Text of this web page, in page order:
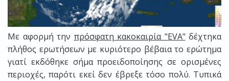
Με αφορμή την πρόσφατη κακοκαιρία "EVA" δέχτηκα
πλήθος ερωτήσεων με κυριότερο βέβαια το ερώτημα
γιατί εκδόθηκε σήμα προειδοποίησης σε ορισμένες
περιοχές, παρότι εκεί δεν έβρεξε τόσο πολύ. Τυπικά